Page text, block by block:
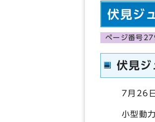
伏見ジ
ページ番号
伏見ジ
7月26日
小型動力